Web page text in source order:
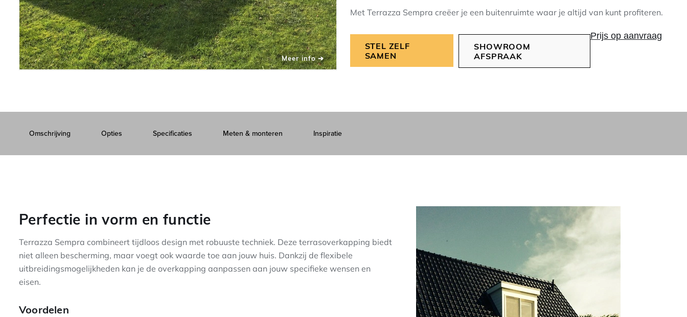
Met Terrazza Sempra creëer je een buitenruimte waar je altijd van kunt profiteren.
STEL ZELF
SAMEN
SHOWROOM
AFSPRAAK
Prijs op aanvraag
Omschrijving Opties Specificaties Meten & monteren Inspiratie
Perfectie in vorm en functie
Terrazza Sempra combineert tijdloos design met robuuste techniek. Deze terrasoverkapping biedt
niet alleen bescherming, maar voegt ook waarde toe aan jouw huis. Dankzij de flexibele
uitbreidingsmogelijkheden kan je de overkapping aanpassen aan jouw specifieke wensen en
eisen.
Voordelen